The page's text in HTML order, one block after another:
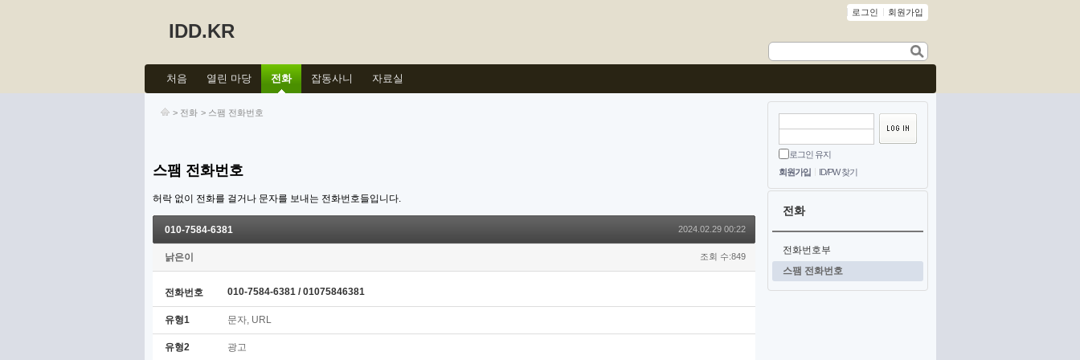
로그인 회원가입
IDD.KR
처음 열린 마당 전화 잡동사니 자료실
로그인 유지
회원가입
ID/PW 찾기
전화
전화번호부
스팸 전화번호
> 전화 > 스팸 전화번호
스팸 전화번호
허락 없이 전화를 걸거나 문자를 보내는 전화번호들입니다.
010-7584-6381 2024.02.29 00:22
낡은이 조회 수:849
전화번호 010-7584-6381 / 01075846381
유형1 문자, URL
유형2 광고